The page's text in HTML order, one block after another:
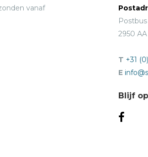
vanaf
Postbus
2950
T +31
E
Blijf